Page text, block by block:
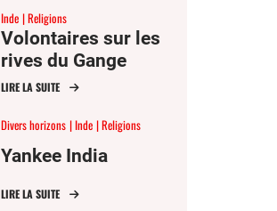
Inde Religions
Volontaires sur les
rives du Gange
LIRE LA SUITE
Divers horizons Inde Religions
Yankee India
LIRE LA SUITE